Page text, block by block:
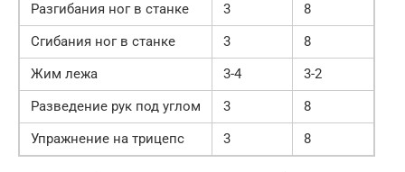
Разгибания ног в станке
3
8
Сгибания ног в станке
3
8
Жим лежа
3-4
3-2
Разведение рук под углом
3
8
Упражнение на трицепс
3 8